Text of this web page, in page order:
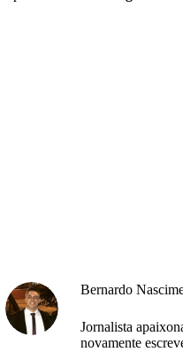
Bernardo
Jornalista
novamente